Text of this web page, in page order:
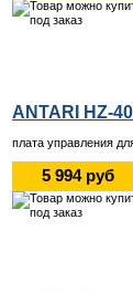
ANTARI HZ-
плата управления
5 994 руб